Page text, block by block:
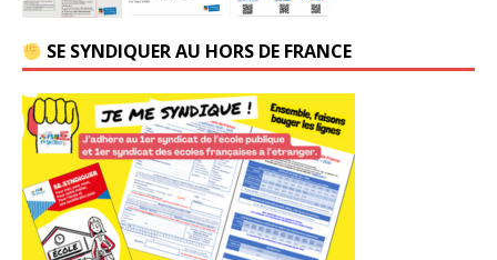
SE SYNDIQUER AU HORS DE FRANCE